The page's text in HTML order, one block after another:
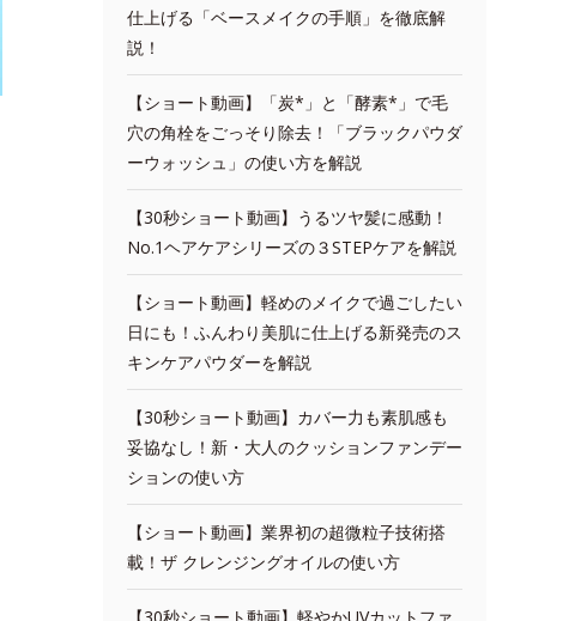
仕上げる「ベースメイクの手順」を徹底解
説！
【ショート動画】「炭*」と「酵素*」で毛
穴の角栓をごっそり除去！「ブラックパウダ
ーウォッシュ」の使い方を解説
【30秒ショート動画】うるツヤ髪に感動！
No.1ヘアケアシリーズの３STEPケアを解説
【ショート動画】軽めのメイクで過ごしたい
日にも！ふんわり美肌に仕上げる新発売のス
キンケアパウダーを解説
【30秒ショート動画】カバー力も素肌感も
妥協なし！新・大人のクッションファンデー
ションの使い方
【ショート動画】業界初の超微粒子技術搭
載！ザ クレンジングオイルの使い方